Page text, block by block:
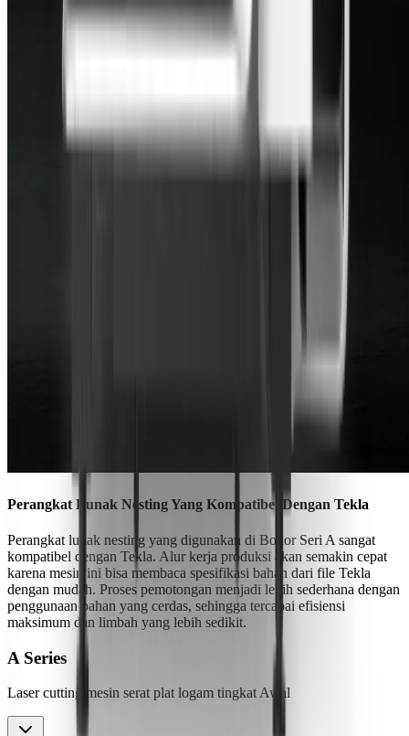
Perangkat Lunak Nesting Yang Kompatibel Dengan Tekla
Perangkat lunak nesting yang digunakan di Bodor Seri A sangat
kompatibel dengan Tekla. Alur kerja produksi akan semakin cepat
karena mesin ini bisa membaca spesifikasi bahan dari file Tekla
dengan mudah. Proses pemotongan menjadi lebih sederhana dengan
penggunaan bahan yang cerdas, sehingga tercapai efisiensi
maksimum dan limbah yang lebih sedikit.
A Series
Laser cutting mesin serat plat logam tingkat Awal